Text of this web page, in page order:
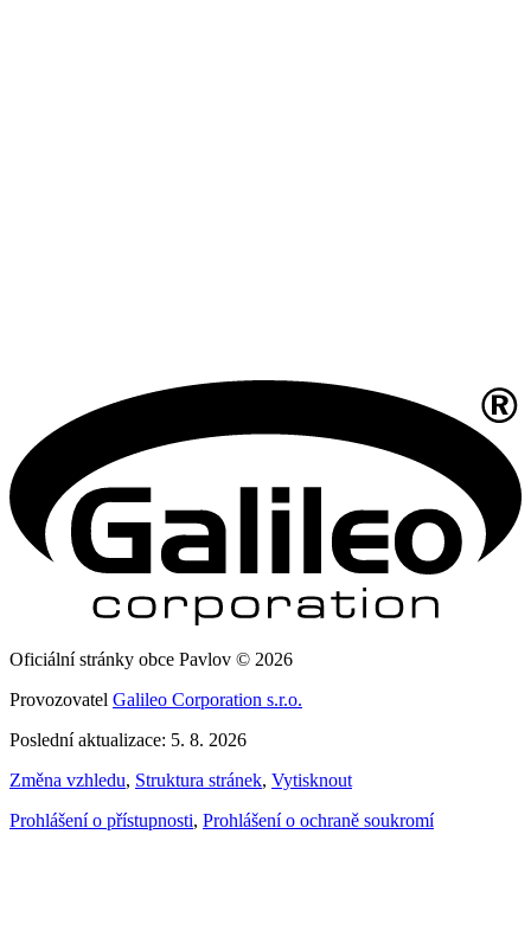
Oficiální stránky obce Pavlov © 2026
Provozovatel Galileo Corporation s.r.o.
Poslední aktualizace: 5. 8. 2026
Změna vzhledu, Struktura stránek, Vytisknout
Prohlášení o přístupnosti, Prohlášení o ochraně soukromí